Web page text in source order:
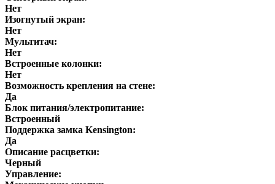
Нет
Изогнутый экран:
Нет
Мультитач:
Нет
Встроенные колонки:
Нет
Возможность крепления на стене:
Да
Блок питания/электропитание:
Встроенный
Поддержка замка Kensington:
Да
Описание расцветки:
Черный
Управление: